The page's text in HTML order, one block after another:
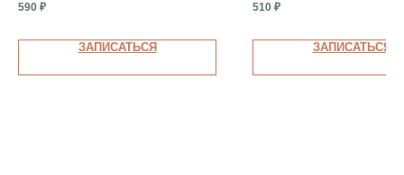
590 ₽
ЗАПИСАТЬСЯ
510 ₽
ЗАПИСАТЬСЯ